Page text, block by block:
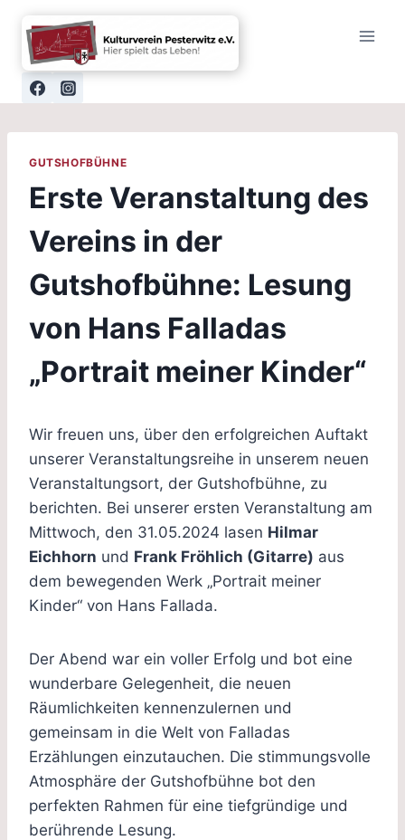
Inhalt
springen
GUTSHOFBÜHNE
Erste Veranstaltung des
Vereins in der
Gutshofbühne: Lesung
von Hans Falladas
„Portrait meiner Kinder“
Wir freuen uns, über den erfolgreichen Auftakt
unserer Veranstaltungsreihe in unserem neuen
Veranstaltungsort, der Gutshofbühne, zu
berichten. Bei unserer ersten Veranstaltung am
Mittwoch, den 31.05.2024 lasen Hilmar
Eichhorn und Frank Fröhlich (Gitarre) aus
dem bewegenden Werk „Portrait meiner
Kinder“ von Hans Fallada.
Der Abend war ein voller Erfolg und bot eine
wunderbare Gelegenheit, die neuen
Räumlichkeiten kennenzulernen und
gemeinsam in die Welt von Falladas
Erzählungen einzutauchen. Die stimmungsvolle
Atmosphäre der Gutshofbühne bot den
perfekten Rahmen für eine tiefgründige und
berührende Lesung.